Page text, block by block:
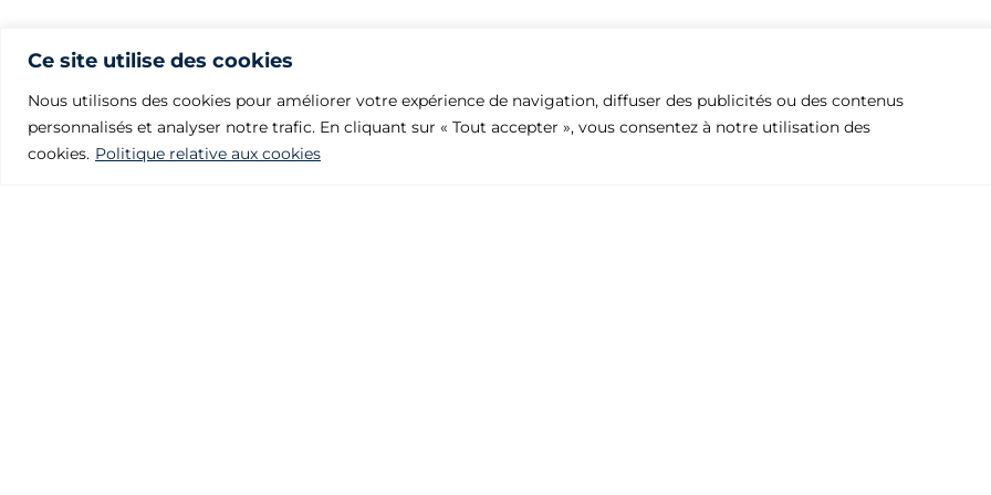
Ce site utilise des cookies
Nous utilisons des cookies pour améliorer votre expérience de navigation, diffuser des publicités ou des contenus
personnalisés et analyser notre trafic. En cliquant sur « Tout accepter », vous consentez à notre utilisation des
cookies. Politique relative aux cookies